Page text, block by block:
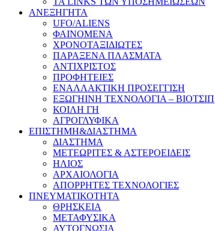
ΑΝΕΞΗΓΗΤΑ
UFO/ALIENS
ΦΑΙΝΟΜΕΝΑ
ΧΡΟΝΟΤΑΞΙΔΙΩΤΕΣ
ΠΑΡΑΞΕΝΑ ΠΛΑΣΜΑΤΑ
ΑΝΤΙΧΡΙΣΤΟΣ
ΠΡΟΦΗΤΕΙΕΣ
ΕΝΑΛΛΑΚΤΙΚΗ ΠΡΟΣΕΓΓΙΣΗ
ΕΞΩΓΗΙΝΗ ΤΕΧΝΟΛΟΓΙΑ – ΒΙΟΤΣΙΠ
ΚΟΙΛΗ ΓΗ
ΑΓΡΟΓΛΥΦΙΚΑ
ΕΠΙΣΤΗΜΗ&ΔΙΑΣΤΗΜΑ
ΔΙΑΣΤΗΜΑ
ΜΕΤΕΩΡΙΤΕΣ & ΑΣΤΕΡΟΕΙΔΕΙΣ
ΗΛΙΟΣ
ΑΡΧΑΙΟΛΟΓΙΑ
ΑΠΟΡΡΗΤΕΣ ΤΕΧΝΟΛΟΓΙΕΣ
ΠΝΕΥΜΑΤΙΚΟΤΗΤΑ
ΘΡΗΣΚΕΙΑ
ΜΕΤΑΦΥΣΙΚΑ
ΑΥΤΟΓΝΩΣΙΑ